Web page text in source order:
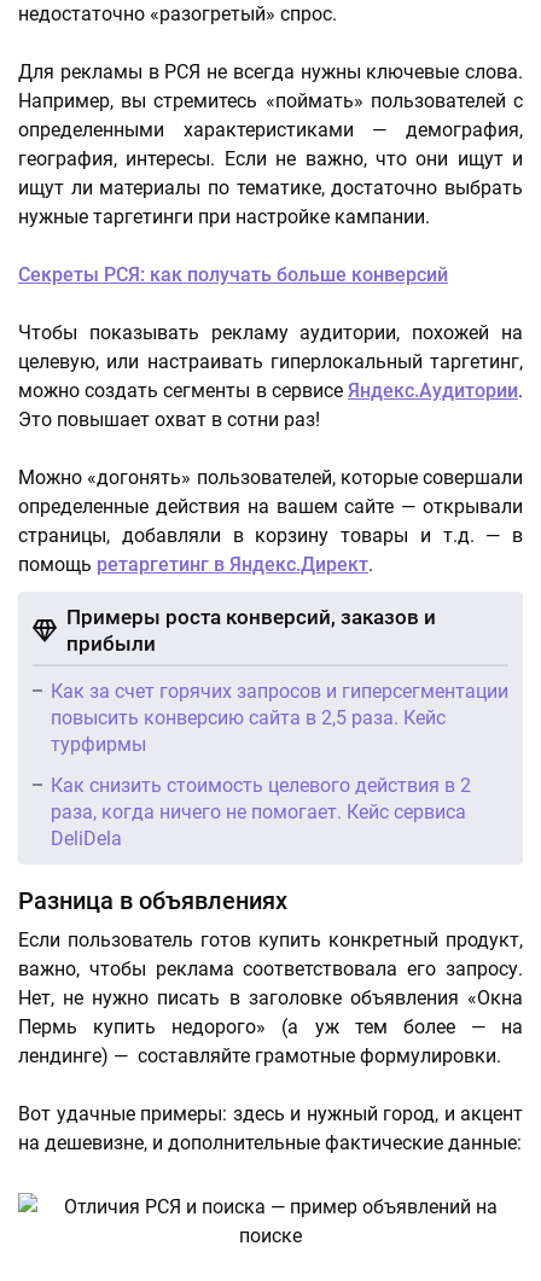
недостаточно «разогретый» спрос.
Для рекламы в РСЯ не всегда нужны ключевые слова.
Например, вы стремитесь «поймать» пользователей с
определенными характеристиками — демография,
география, интересы. Если не важно, что они ищут и
ищут ли материалы по тематике, достаточно выбрать
нужные таргетинги при настройке кампании.
Секреты РСЯ: как получать больше конверсий
Чтобы показывать рекламу аудитории, похожей на
целевую, или настраивать гиперлокальный таргетинг,
можно создать сегменты в сервисе Яндекс.Аудитории.
Это повышает охват в сотни раз!
Можно «догонять» пользователей, которые совершали
определенные действия на вашем сайте — открывали
страницы, добавляли в корзину товары и т.д. — в
помощь ретаргетинг в Яндекс.Директ.
Примеры роста конверсий, заказов и
прибыли
Как за счет горячих запросов и гиперсегментации
повысить конверсию сайта в 2,5 раза. Кейс
турфирмы
Как снизить стоимость целевого действия в 2
раза, когда ничего не помогает. Кейс сервиса
DeliDela
Разница в объявлениях
Если пользователь готов купить конкретный продукт,
важно, чтобы реклама соответствовала его запросу.
Нет, не нужно писать в заголовке объявления «Окна
Пермь купить недорого» (а уж тем более — на
лендинге) — составляйте грамотные формулировки.
Вот удачные примеры: здесь и нужный город, и акцент
на дешевизне, и дополнительные фактические данные: